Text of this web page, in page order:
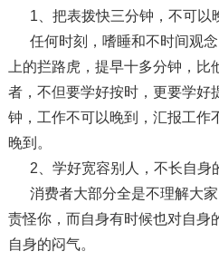
1、把表拨快三分钟，不可以
任何时刻，嗜睡和不时间观
上的拦路虎，提早十多分钟，
者，不但要学好按时，更要学好
钟，工作不可以晚到，汇报工作
晚到。
2、学好宽容别人，不长自身
消费者大部分全是不理解大
责怪你，而自身有时候也对自身
自身的闷气。